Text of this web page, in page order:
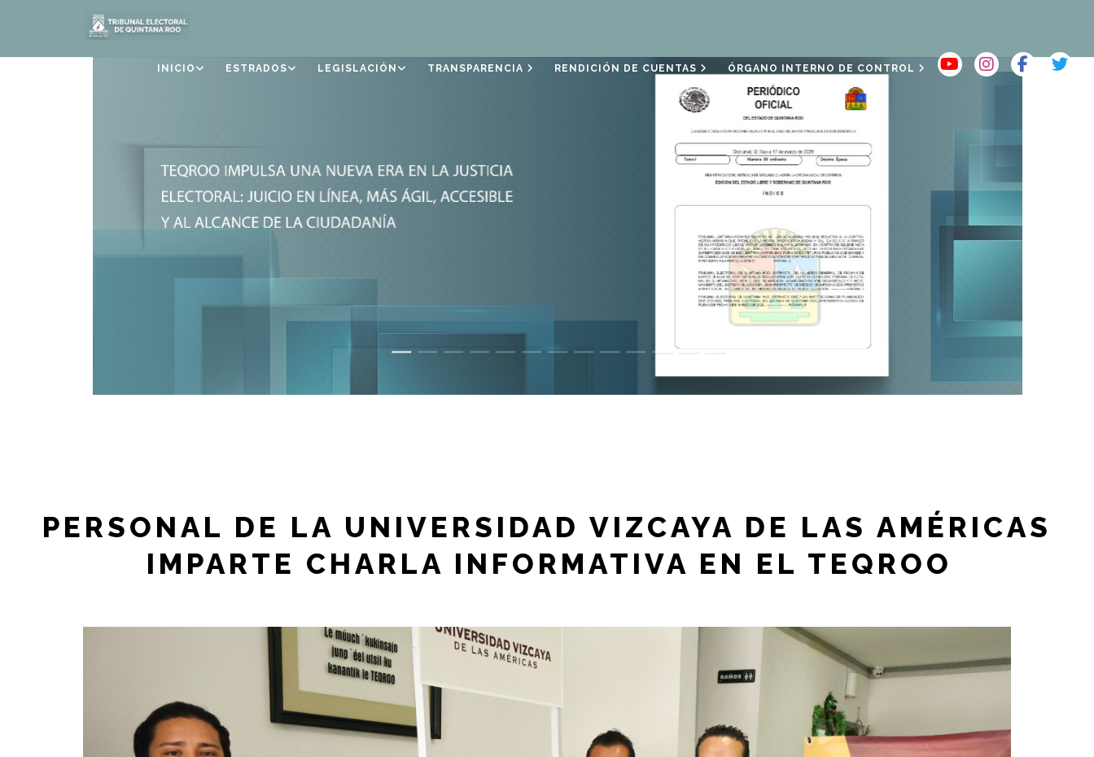
INICIO ESTRADOS LEGISLACIÓN TRANSPARENCIA RENDICIÓN DE CUENTAS ÓRGANO INTERNO DE CONTROL
PERSONAL DE LA UNIVERSIDAD VIZCAYA DE LAS AMÉRICAS
IMPARTE CHARLA INFORMATIVA EN EL TEQROO